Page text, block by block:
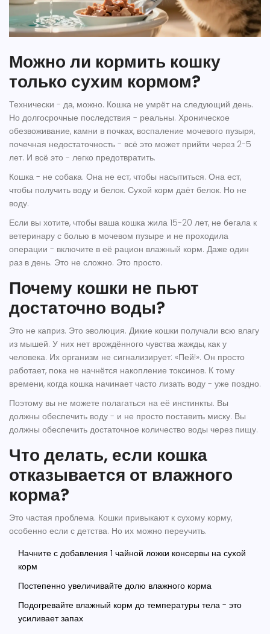
Можно ли кормить кошку
только сухим кормом?
Технически - да, можно. Кошка не умрёт на следующий день.
Но долгосрочные последствия - реальны. Хроническое
обезвоживание, камни в почках, воспаление мочевого пузыря,
почечная недостаточность - всё это может прийти через 2-5
лет. И всё это - легко предотвратить.
Кошка - не собака. Она не ест, чтобы насытиться. Она ест,
чтобы получить воду и белок. Сухой корм даёт белок. Но не
воду.
Если вы хотите, чтобы ваша кошка жила 15-20 лет, не бегала к
ветеринару с болью в мочевом пузыре и не проходила
операции - включите в её рацион влажный корм. Даже один
раз в день. Это не сложно. Это просто.
Почему кошки не пьют
достаточно воды?
Это не каприз. Это эволюция. Дикие кошки получали всю влагу
из мышей. У них нет врождённого чувства жажды, как у
человека. Их организм не сигнализирует: «Пей!». Он просто
работает, пока не начнётся накопление токсинов. К тому
времени, когда кошка начинает часто лизать воду - уже поздно.
Поэтому вы не можете полагаться на её инстинкты. Вы
должны обеспечить воду - и не просто поставить миску. Вы
должны обеспечить достаточное количество воды через пищу.
Что делать, если кошка
отказывается от влажного
корма?
Это частая проблема. Кошки привыкают к сухому корму,
особенно если с детства. Но их можно переучить.
Начните с добавления 1 чайной ложки консервы на сухой
корм
Постепенно увеличивайте долю влажного корма
Подогревайте влажный корм до температуры тела - это
усиливает запах